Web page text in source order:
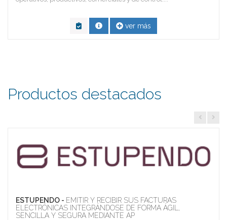
ver más
Productos destacados
ESTUPENDO - EMITIR Y RECIBIR SUS FACTURAS
ELECTRÓNICAS INTEGRÁNDOSE DE FORMA ÁGIL,
SENCILLA Y SEGURA MEDIANTE AP